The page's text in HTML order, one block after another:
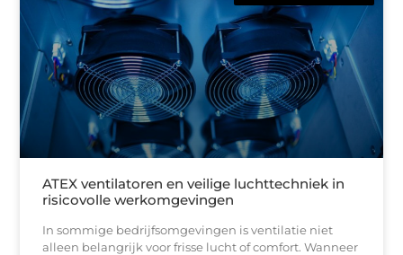
ATEX ventilatoren en veilige luchttechniek in
risicovolle werkomgevingen
In sommige bedrijfsomgevingen is ventilatie niet
alleen belangrijk voor frisse lucht of comfort. Wanneer